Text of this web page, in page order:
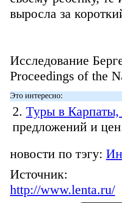
выросла за
Исследование
Proceedings of the
Это интересно:
2. Туры в
предложений и
новости по тэгу:
Источник:
http://www.lenta.ru/